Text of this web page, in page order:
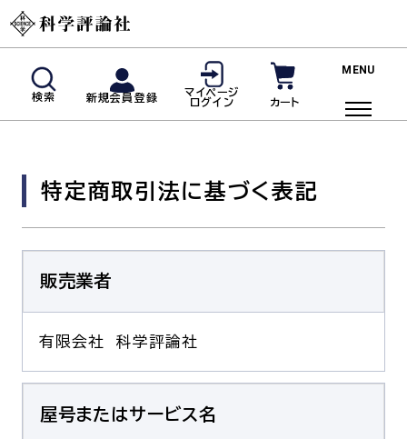
検索 新規会員登録
マイページ
ログイン
カート
新規会員登録
マイページログイン
脳神経内科(神経内科) 血液内科
臨床免疫・アレルギー科
特定商取引法に基づく表記
販売業者
有限会社 科学評論社
屋号またはサービス名